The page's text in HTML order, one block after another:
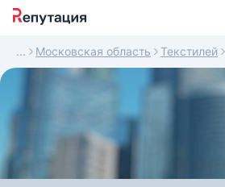
Московская область Текстилей